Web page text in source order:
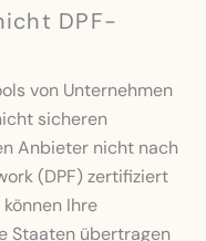
DPF-
von Unternehmen
sicheren
Anbieter nicht nach
(DPF) zertifiziert
Ihre
Staaten übertragen